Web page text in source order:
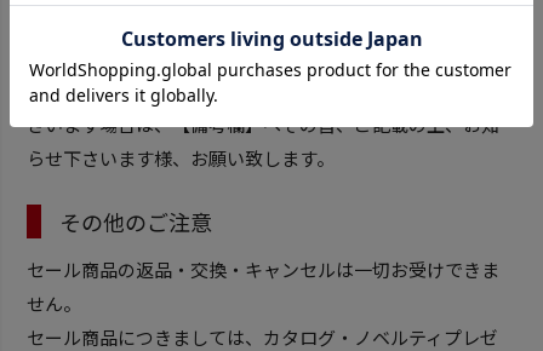
いる場合、おまとめしての発送対応が出来ない可能性が通
常よりも高くなります。追加でご注文をされる可能性がご
ざいます場合は、【備考欄】へその旨、ご記載の上、お知
らせ下さいます様、お願い致します。
その他のご注意
セール商品の返品・交換・キャンセルは一切お受けできま
せん。
セール商品につきましては、カタログ・ノベルティプレゼ